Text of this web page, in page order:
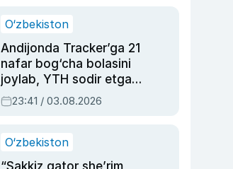
O‘zbekiston
Andijonda Tracker’ga 21
nafar bog‘cha bolasini
joylab, YTH sodir etgan
ayolga sud hukmi o‘qildi
23:41 / 03.08.2026
O‘zbekiston
“Sakkiz qator she’rim